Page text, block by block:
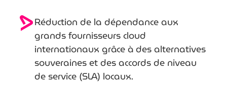
Réduction de la dépendance aux
grands fournisseurs cloud
internationaux grâce à des alternatives
souveraines et des accords de niveau
de service (SLA) locaux.